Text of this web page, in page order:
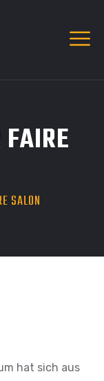
SALON
hat sich aus